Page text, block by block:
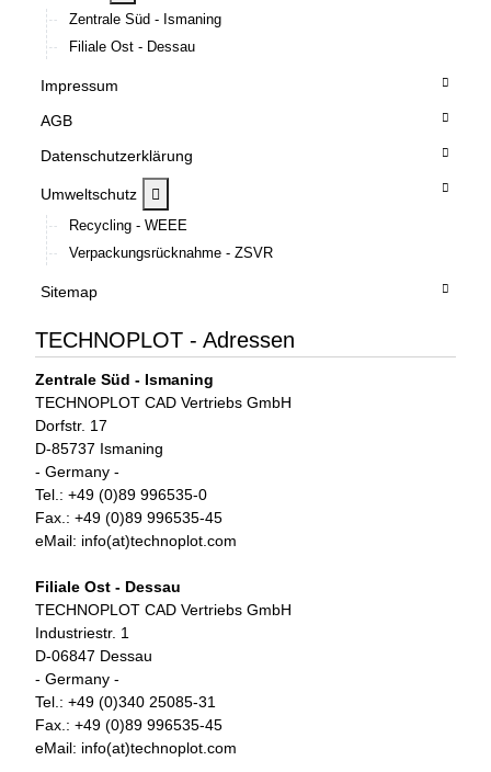
Zentrale Süd - Ismaning
Filiale Ost - Dessau
Impressum
AGB
Datenschutzerklärung
Umweltschutz MOD_MENU_TOGGLE_SUBMENU_LABEL
Recycling - WEEE
Verpackungsrücknahme - ZSVR
Sitemap
TECHNOPLOT - Adressen
Zentrale Süd - Ismaning
TECHNOPLOT CAD Vertriebs GmbH
Dorfstr. 17
D-85737 Ismaning
- Germany -
Tel.: +49 (0)89 996535-0
Fax.: +49 (0)89 996535-45
eMail: info(at)technoplot.com
Filiale Ost - Dessau
TECHNOPLOT CAD Vertriebs GmbH
Industriestr. 1
D-06847 Dessau
- Germany -
Tel.: +49 (0)340 25085-31
Fax.: +49 (0)89 996535-45
eMail: info(at)technoplot.com